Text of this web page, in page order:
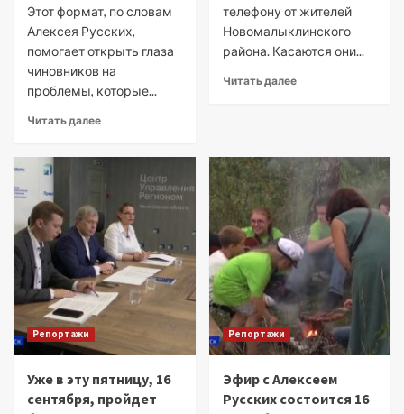
Этот формат, по словам
Алексея Русских,
помогает открыть глаза
чиновников на
проблемы, которые...
Читать далее
телефону от жителей
Новомалыклинского
района. Касаются они...
Читать далее
Репортажи
Уже в эту пятницу, 16
сентября, пройдет
Репортажи
Эфир с Алексеем
Русских состоится 16